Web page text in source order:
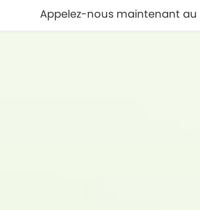
Appelez-nous maintenant au